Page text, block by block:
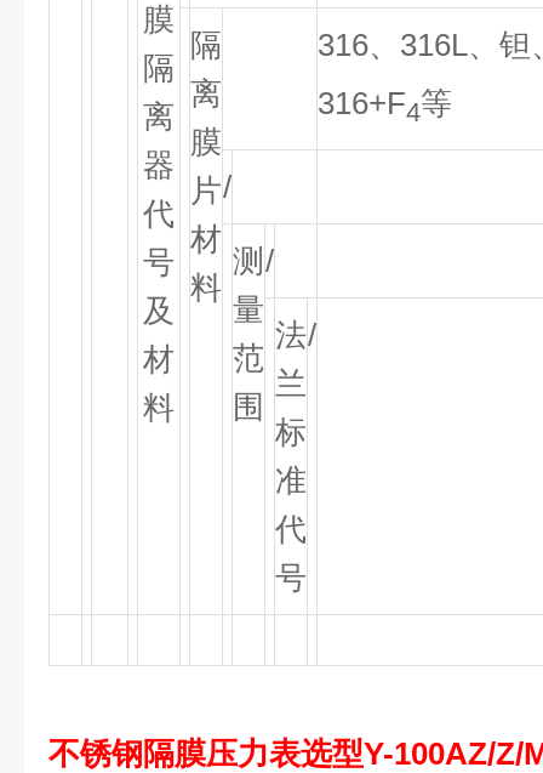
膜
隔
离
器
代
号
及
材
料
隔
离
膜
片
材
料
316、 316L、钽
316+F4等
/
测
量
范
围
/
法
兰
标
准
代
号
/
不锈钢隔膜压力表选型Y-100AZ/Z/